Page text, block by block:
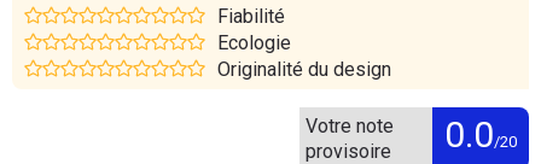
Fiabilité
Ecologie
Originalité du design
Votre note
provisoire
0.0/20